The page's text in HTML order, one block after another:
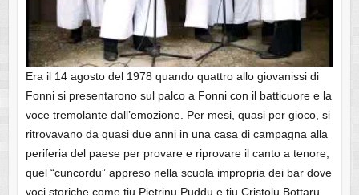
Era il 14 agosto del 1978 quando quattro allo giovanissi di
Fonni si presentarono sul palco a Fonni con il batticuore e la
voce tremolante dall’emozione. Per mesi, quasi per gioco, si
ritrovavano da quasi due anni in una casa di campagna alla
periferia del paese per provare e riprovare il canto a tenore,
quel “cuncordu” appreso nella scuola impropria dei bar dove
voci storiche come tiu Pietrinu Puddu e tiu Cristolu Bottaru,